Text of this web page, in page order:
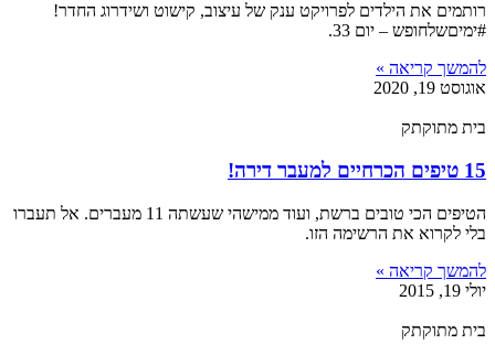
רותמים את הילדים לפרויקט ענק של עיצוב, קישוט ושידרוג החדר!
#ימיםשלחופש – יום 33.
להמשך קריאה »
אוגוסט 19, 2020
בית מתוקתק
15 טיפים הכרחיים למעבר דירה!
הטיפים הכי טובים ברשת, ועוד ממישהי שעשתה 11 מעברים. אל תעברו
בלי לקרוא את הרשימה הזו.
להמשך קריאה »
יולי 19, 2015
בית מתוקתק